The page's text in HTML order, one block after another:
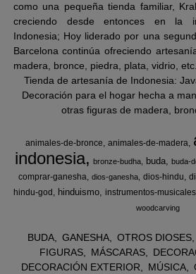
como una pequeña tienda familiar,
creciendo desde entonces en la
Indonesia; Hoy liderado por una
Barcelona continúa ofreciendo
madera, bronce, piedra, plata, vidrio, etc.
Tienda de artesanía de Indonesia:
Decoración para el hogar hecha a
otras figuras de madera,
animales-de-bronce animales-de-madera
indonesia
bronze-budha buda buda-
comprar-ganesha dios-ganesha dios-hindu
hindu-god
hinduismo instrumentos-musicales
woodcarving
BUDA GANESHA OTROS DIOSES
FIGURAS
MÁSCARAS
DECORACIÓN EXTERIOR
MÚSICA